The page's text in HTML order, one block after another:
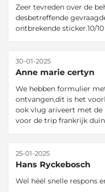
Zeer tevreden over de
desbetreffende
ontbrekende sticker.10/10
Anne marie certyn
30-01-2025
We hebben formulier
ontvangen,dit is het
ook vlug ariveert met
voor de trip frankrijk
Hans Ryckebosch
25-01-2025
Wel héél snelle respons